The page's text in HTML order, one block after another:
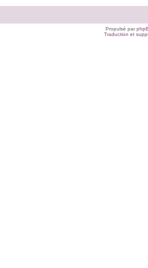
Propulsé par
Traduction et